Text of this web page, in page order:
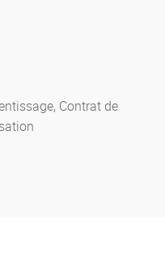
Contrat de